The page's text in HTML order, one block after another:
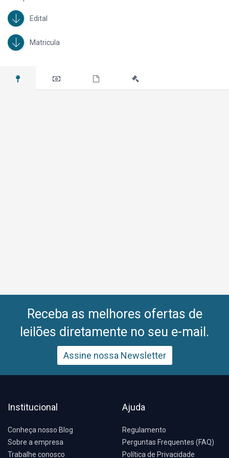
Edital
Matricula
Receba as melhores ofertas de
leilões diretamente no seu e-mail.
Assine nossa Newsletter
Institucional
Conheça nosso Blog
Sobre a empresa
Trabalhe conosco
Ajuda
Regulamento
Perguntas Frequentes (FAQ)
Política de Privacidade